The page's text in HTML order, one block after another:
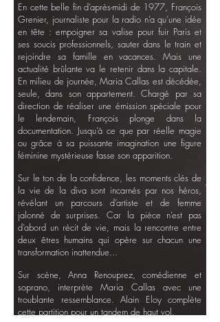
En cette belle fin d’après-midi de 1977, François
Grenier, journaliste pour la radio n’a qu’une idée
en tête : empoigner sa valise pour fuir Paris et
ses soucis professionnels, sauter dans le train et
rejoindre sa famille en vacances. Mais une
actualité brûlante va le retenir dans la capitale.
En milieu de journée, Maria Callas est décédée,
seule, dans son appartement. Chargé par sa
direction de réaliser une émission spéciale pour
le lendemain, François plonge dans la
documentation. Jusqu’à ce que par réelle magie
ou grâce à sa puissante imagination une figure
féminine mystérieuse fasse son apparition.
Sur le ton de la confidence, les moments clés de
la vie de la diva sont incarnés par nos héros,
révélant un parcours d’artiste et de femme
jalonné de surprises. Car la pièce n’est pas
d’abord un récit de vie, mais la rencontre entre
deux êtres humains qui opère sur chacun une
transformation inattendue...
Sur scène, Anna Renouprez, comédienne et
soprano, interprète Maria Callas avec une
troublante ressemblance. Alain Eloy complète
cette partition pour un tandem de haut vol.